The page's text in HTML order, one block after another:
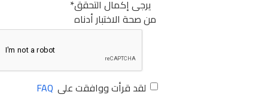
يرجى إكمال التحقق
من صحة الاختبار أدناه
لقد قرأت ووافقت على FAQ